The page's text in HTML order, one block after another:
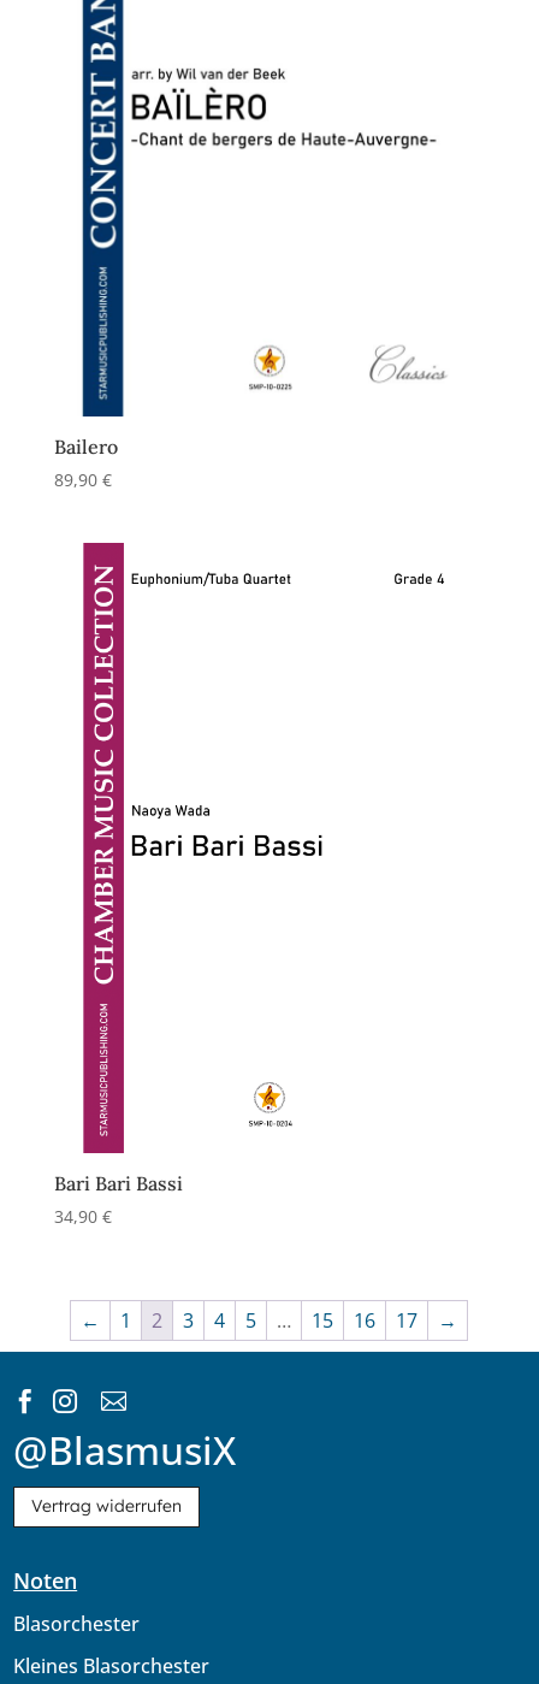
Bailero
89,90 €
Bari Bari Bassi
34,90 €
← 1 2 3 4 5 … 15 16 17 →
  
@BlasmusiX
Vertrag widerrufen
Noten
Blasorchester
Kleines Blasorchester